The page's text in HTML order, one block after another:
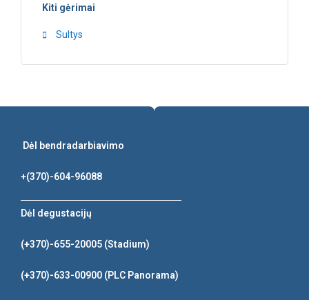
Kiti gėrimai
Sultys
Dėl bendradarbiavimo
+(370)-604-96088
Dėl degustacijų
(+370)-655-20005 (Stadium)
(+370)-633-00900 (PLC Panorama)